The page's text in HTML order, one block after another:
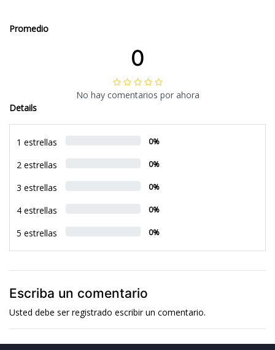
Promedio
0
No hay comentarios por ahora
Details
1 estrellas 0%
2 estrellas 0%
3 estrellas 0%
4 estrellas 0%
5 estrellas 0%
Escriba un comentario
Usted debe serregistrado escribir un comentario.